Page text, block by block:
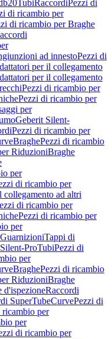
TubiRaccordiPezzi di
di ricambio per
di ricambio per Braghe
ad innestoPezzi di
per il collegamento
per il collegamento
Pezzi di ricambio per
Pezzi di ricambio per
per
Geberit Silent-
Pezzi di ricambio per
BraghePezzi di ricambio
RiduzioniBraghe
per
di ricambio per
collegamento ad altri
di ricambio per
Pezzi di ricambio per
per
GuarnizioniTappi di
ProTubiPezzi di
per
BraghePezzi di ricambio
RiduzioniBraghe
d'ispezioneRaccordi
SuperTubeCurvePezzi di
ricambio per
per
di ricambio per